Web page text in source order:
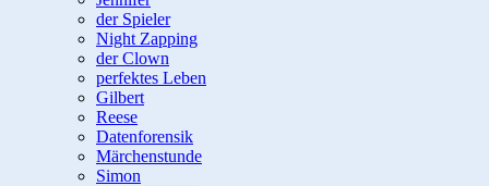
der Spieler
Night Zapping
der Clown
perfektes Leben
Gilbert
Reese
Datenforensik
Märchenstunde
Simon